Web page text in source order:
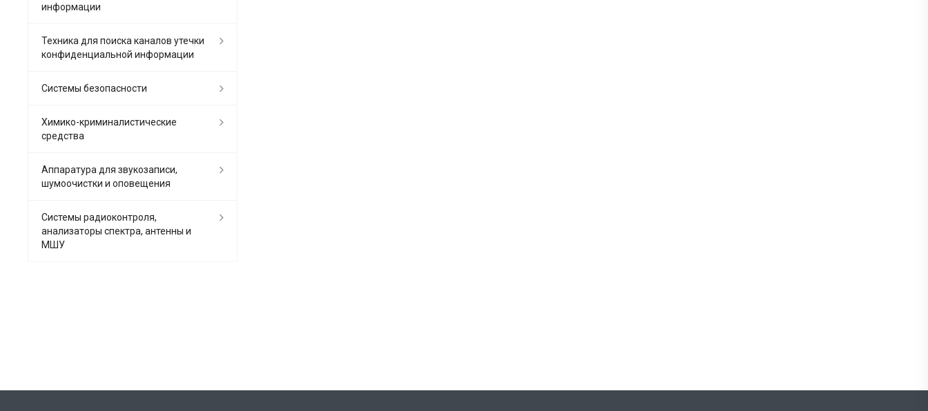
информации
Техника для поиска каналов утечки
конфиденциальной информации
Системы безопасности
Химико-криминалистические
средства
Аппаратура для звукозаписи,
шумоочистки и оповещения
Системы радиоконтроля,
анализаторы спектра, антенны и
МШУ